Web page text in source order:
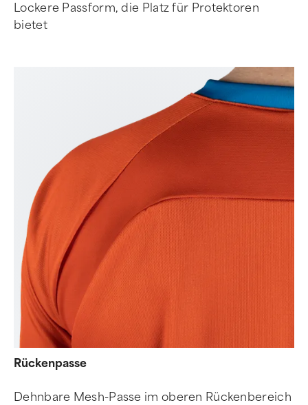
Lockere Passform, die Platz für Protektoren
bietet
Rückenpasse
Dehnbare Mesh-Passe im oberen Rückenbereich